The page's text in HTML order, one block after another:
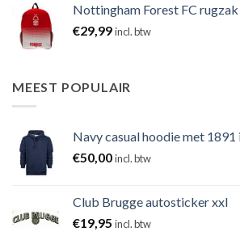
Nottingham Forest FC rugzak
€29,99incl. btw
MEEST POPULAIR
Navy casual hoodie met 1891
€50,00incl. btw
Club Brugge autosticker xxl
€19,95 incl. btw